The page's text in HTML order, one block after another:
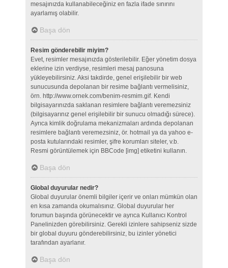
mesajınızda kullanabileceğiniz en fazla ifade sınırını
ayarlamış olabilir.
Başa dön
Resim gönderebilir miyim?
Evet, resimler mesajınızda gösterilebilir. Eğer yönetim dosya
eklerine izin verdiyse, resimleri mesaj panosuna
yükleyebilirsiniz. Aksi takdirde, genel erişilebilir bir web
sunucusunda depolanan bir resime bağlantı vermelisiniz,
örn. http://www.ornek.com/benim-resmim.gif. Kendi
bilgisayarınızda saklanan resimlere bağlantı veremezsiniz
(bilgisayarınız genel erişilebilir bir sunucu olmadığı sürece).
Ayrıca kimlik doğrulama mekanizmaları ardında depolanan
resimlere bağlantı veremezsiniz, ör. hotmail ya da yahoo e-
posta kutularındaki resimler, şifre korumları siteler, v.b.
Resmi görüntülemek için BBCode [img] etiketini kullanın.
Başa dön
Global duyurular nedir?
Global duyurular önemli bilgiler içerir ve onları mümkün olan
en kısa zamanda okumalısınız. Global duyurular her
forumun başında görünecektir ve ayrıca Kullanıcı Kontrol
Panelinizden görebilirsiniz. Gerekli izinlere sahipseniz sizde
bir global duyuru gönderebilirsiniz, bu izinler yönetici
tarafından ayarlanır.
Başa dön